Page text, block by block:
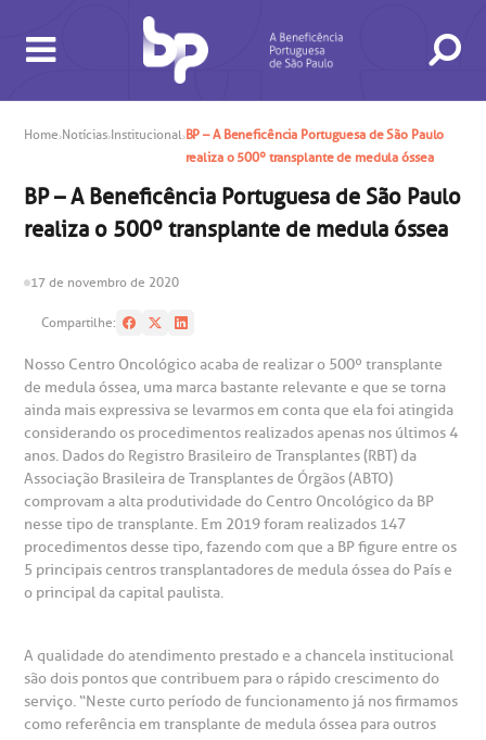
BUSCA
CONSULTAS E EXAMES
de consultas e exames
in antecipado
de exames
de Exames
ATENDIMENTO 24H
SAC
A BP conta com você para melhorar sempre a qualidade do
atendimento e dos serviços prestados.
A Ouvidoria e SAC são canais para você, cliente da BP, tirar
suas dúvidas, registrar suas reclamações ou fazer elogios
relacionados ao nosso atendimento e aos nossos serviços.
Horário de atendimento: 2ª a 6ª feira das 7h às 18h
(11)3505-1000
CONHEÇA AS UNIDADES
Hospital BP
Saiba mais
Endereço:
INSTITUCIONAL
e Pesquisa
do médico
de conduta
NOSSOS SERVIÇOS
INFORMAÇÕES ÚTEIS
de atendimento
de Visita
ESPECIALIDADES
de Oncologia e Hematologia
de Excelência em Neurologia e
de Excelência em Ortopedia
Home NotíciasInstitucionalBP – A Beneficência Portuguesa de São Paulo
realiza o 500º transplante de medula óssea
BP – A Beneficência Portuguesa de São Paulo
realiza o 500º transplante de medula óssea
17 de novembro de 2020
Compartilhe:
Nosso Centro Oncológico acaba de realizar o 500º transplante
de medula óssea, uma marca bastante relevante e que se torna
ainda mais expressiva se levarmos em conta que ela foi atingida
considerando os procedimentos realizados apenas nos últimos 4
anos. Dados do Registro Brasileiro de Transplantes (RBT) da
Associação Brasileira de Transplantes de Órgãos (ABTO)
comprovam a alta produtividade do Centro Oncológico da BP
nesse tipo de transplante. Em 2019 foram realizados 147
procedimentos desse tipo, fazendo com que a BP figure entre os
5 principais centros transplantadores de medula óssea do País e
o principal da capital paulista.
A qualidade do atendimento prestado e a chancela institucional
são dois pontos que contribuem para o rápido crescimento do
serviço. “Neste curto período de funcionamento já nos firmamos
como referência em transplante de medula óssea para outros